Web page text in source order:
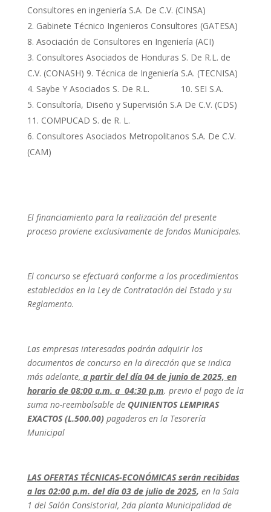
Consultores en ingeniería S.A. De C.V. (CINSA)
Gabinete Técnico Ingenieros Consultores (GATESA)
8. Asociación de Consultores en Ingeniería (ACI)
Consultores Asociados de Honduras S. De R.L. de
C.V. (CONASH) 9. Técnica de Ingeniería S.A. (TECNISA)
Saybe Y Asociados S. De R.L. 10. SEI S.A.
Consultoría, Diseño y Supervisión S.A De C.V. (CDS)
11. COMPUCAD S. de R. L.
Consultores Asociados Metropolitanos S.A. De C.V.
(CAM)
El financiamiento para la realización del presente
proceso proviene exclusivamente de fondos Municipales.
El concurso se efectuará conforme a los procedimientos
establecidos en la Ley de Contratación del Estado y su
Reglamento.
Las empresas interesadas podrán adquirir los
documentos de concurso en la dirección que se indica
más adelante, a partir del día 04 de junio de 2025, en
horario de 08:00 a.m. a 04:30 p.m. previo el pago de la
suma no-reembolsable de QUINIENTOS LEMPIRAS
EXACTOS (L.500.00) pagaderos en la Tesorería
Municipal
LAS OFERTAS TÉCNICAS-ECONÓMICAS serán recibidas
a las 02:00 p.m. del día 03 de julio de 2025, en la Sala
1 del Salón Consistorial, 2da planta Municipalidad de